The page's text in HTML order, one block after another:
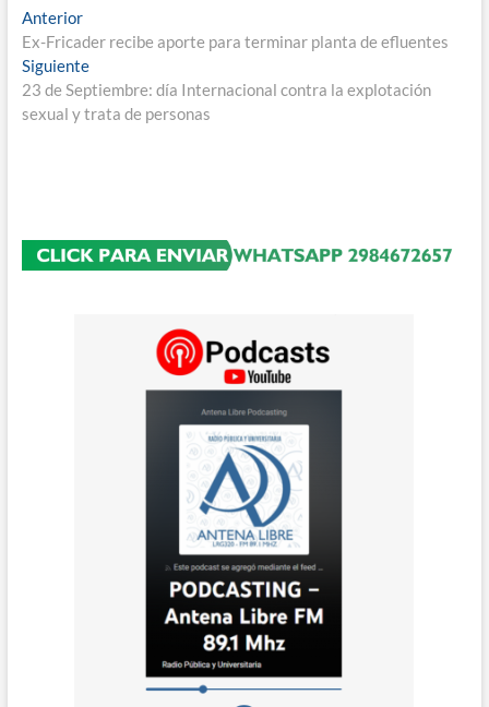
Navegación
de
entradas
AnteriorEntrada
anterior:
Ex-Fricader recibe aporte para terminar planta de efluentes
SiguienteEntrada
siguiente:
23 de Septiembre: día Internacional contra la explotación
sexual y trata de personas